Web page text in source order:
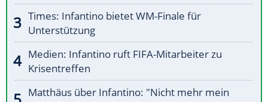
Times: Infantino bietet WM-Finale für
Unterstützung
Medien: Infantino ruft FIFA-Mitarbeiter zu
Krisentreffen
Matthäus über Infantino: "Nicht mehr mein